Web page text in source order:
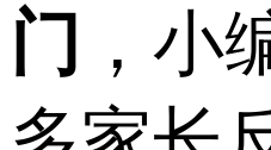
门 ，小